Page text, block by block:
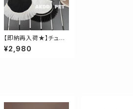
【即納再入荷★】チュー
ルドッキングモノトーン
キャミソール
¥2,980